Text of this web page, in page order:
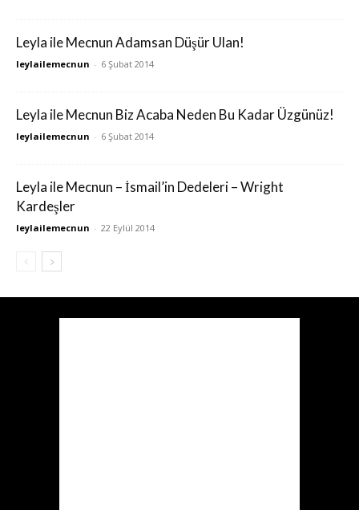
Leyla ile Mecnun Adamsan Düşür Ulan!
leylailemecnun - 6 Şubat 2014
Leyla ile Mecnun Biz Acaba Neden Bu Kadar Üzgünüz!
leylailemecnun - 6 Şubat 2014
Leyla ile Mecnun – İsmail’in Dedeleri – Wright
Kardeşler
leylailemecnun - 22 Eylül 2014